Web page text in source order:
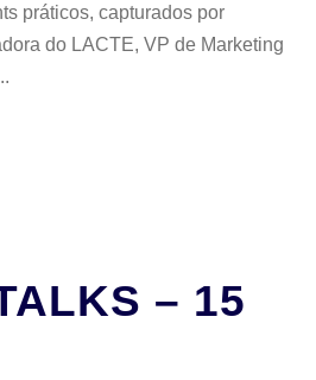
práticos, capturados por
do LACTE, VP de Marketing
– 15